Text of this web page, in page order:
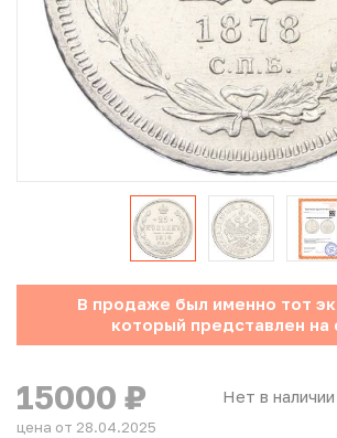
Юбилейные монеты Банка России (с
Памятные и инвестиционные монеты
Иностранные монеты
Неофициальные выпуски монет (Unusual)
Античные и средневековые монеты
Наборы монет
Инвестиционные монеты
В продаже был именно тот
который представлен на
Нет в наличии
15000 ₽
цена от 28.04.2025